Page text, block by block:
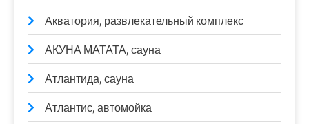
Акватория, развлекательный комплекс
АКУНА МАТАТА, сауна
Атлантида, сауна
Атлантис, автомойка